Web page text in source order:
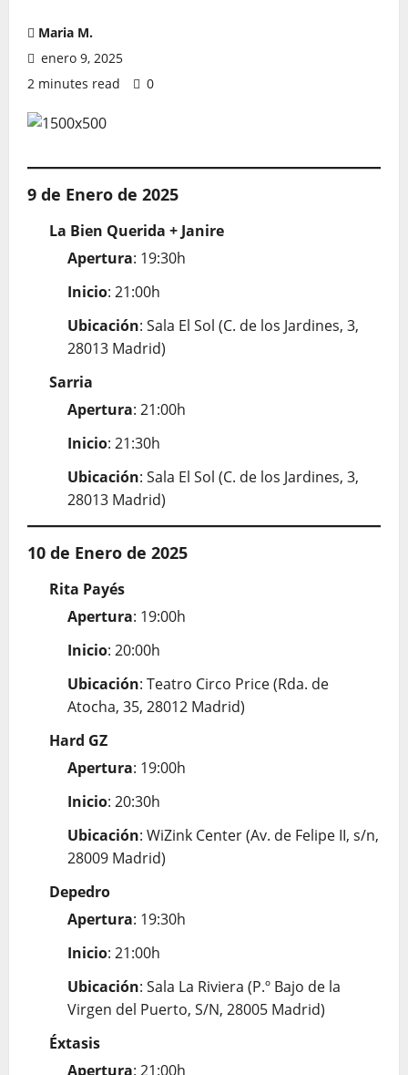
Maria M.
enero 9, 2025
2 minutes read
0
9 de Enero de 2025
La Bien Querida + Janire
Apertura: 19:30h
Inicio: 21:00h
Ubicación: Sala El Sol (C. de los Jardines, 3,
28013 Madrid)
Sarria
Apertura: 21:00h
Inicio: 21:30h
Ubicación: Sala El Sol (C. de los Jardines, 3,
28013 Madrid)
10 de Enero de 2025
Rita Payés
Apertura: 19:00h
Inicio: 20:00h
Ubicación: Teatro Circo Price (Rda. de
Atocha, 35, 28012 Madrid)
Hard GZ
Apertura: 19:00h
Inicio: 20:30h
Ubicación: WiZink Center (Av. de Felipe II, s/n,
28009 Madrid)
Depedro
Apertura: 19:30h
Inicio: 21:00h
Ubicación: Sala La Riviera (P.º Bajo de la
Virgen del Puerto, S/N, 28005 Madrid)
Éxtasis
Apertura: 21:00h